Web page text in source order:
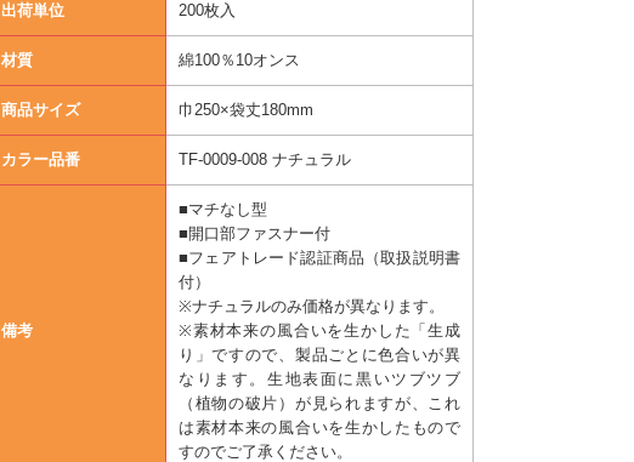
出荷単位 200枚入
材質 綿100％10オンス
商品サイズ 巾250×袋丈180mm
カラー品番 TF-0009-008 ナチュラル
備考
■マチなし型
■開口部ファスナー付
■フェアトレード認証商品（取扱説明書
付）
※ナチュラルのみ価格が異なります。
※素材本来の風合いを生かした「生成
り」ですので、製品ごとに色合いが異
なります。生地表面に黒いツブツブ
（植物の破片）が見られますが、これ
は素材本来の風合いを生かしたもので
すのでご了承ください。